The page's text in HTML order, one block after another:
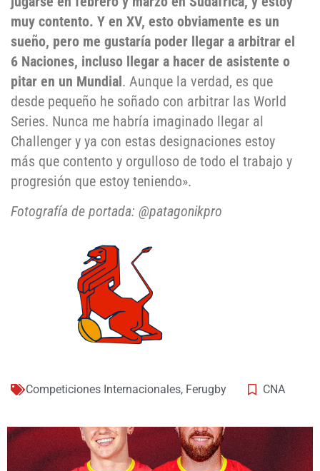
muy contento. Y en XV, esto obviamente es un
sueño, pero me gustaría poder llegar a arbitrar el
6 Naciones, incluso llegar a hacer de asistente o
pitar en un Mundial. Aunque la verdad, es que
desde pequeño he soñado con arbitrar las World
Series. Nunca me habría imaginado llegar al
Challenger y ya con estas designaciones estoy
más que contento y orgulloso de todo el trabajo y
progresión que estoy teniendo».
Fotografía de portada: @patagonikpro
Competiciones Internacionales, Ferugby CNA